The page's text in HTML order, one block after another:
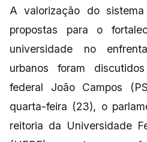
A valorização do
propostas para o
universidade no
urbanos foram
federal João Campos
quarta-feira (23), o
reitoria da Universidade